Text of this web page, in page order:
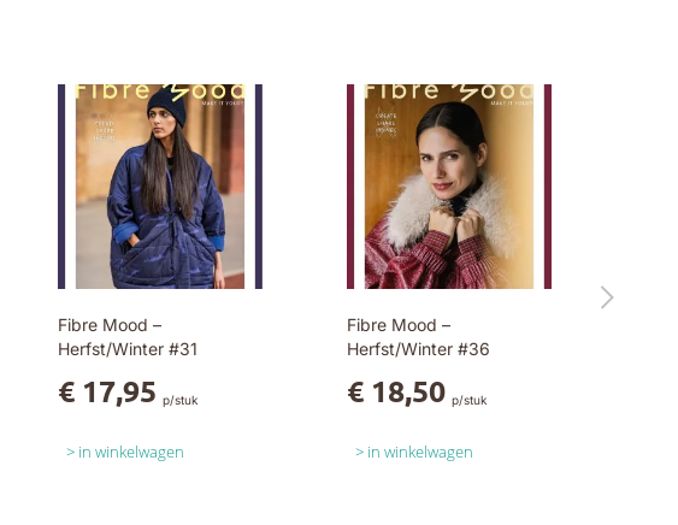
Fibre Mood –
Herfst/Winter #31
€ 17,95 p/stuk
in winkelwagen
Fibre Mood –
Herfst/Winter #36
€ 18,50 p/stuk
in winkelwagen